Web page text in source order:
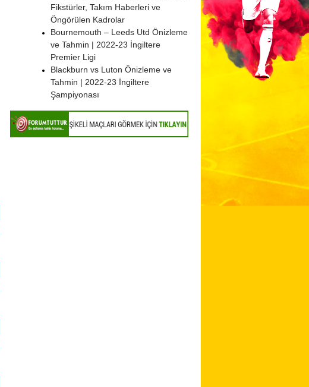
Fikstürler, Takım Haberleri ve
Öngörülen Kadrolar
Bournemouth – Leeds Utd Önizleme
ve Tahmin | 2022-23 İngiltere
Premier Ligi
Blackburn vs Luton Önizleme ve
Tahmin | 2022-23 İngiltere
Şampiyonası